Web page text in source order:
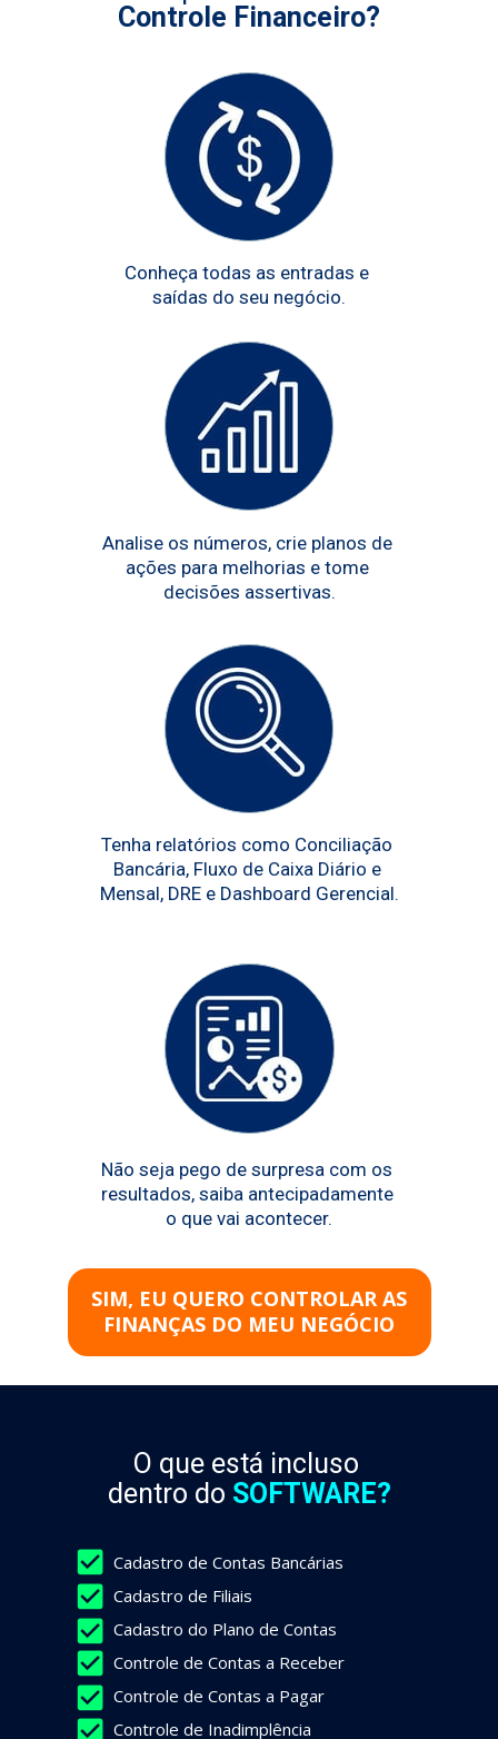
Controle Financeiro?
SIM, EU QUERO CONTROLAR AS
FINANÇAS DO MEU NEGÓCIO
Conheça todas as entradas e
saídas do seu negócio.
Analise os números, crie planos de
ações para melhorias e tome
decisões assertivas.
Não seja pego de surpresa com os
resultados, saiba antecipadamente
o que vai acontecer.
Tenha relatórios como Conciliação
Bancária, Fluxo de Caixa Diário e
Mensal, DRE e Dashboard Gerencial.
O que está incluso
dentro do SOFTWARE?
Cadastro de Contas Bancárias
Cadastro de Filiais
Cadastro do Plano de Contas
Controle de Contas a Receber
Controle de Contas a Pagar
Controle de Inadimplência